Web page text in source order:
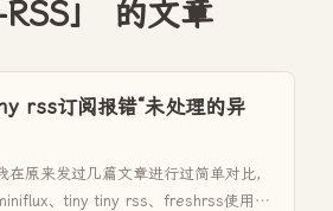
」 的文章
rss订阅报错“未处理的异
在原来发过几篇文章进行过简单对比，
、tiny tiny rss、freshrss使用体